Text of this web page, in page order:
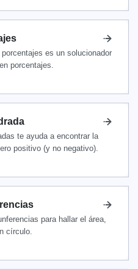
es un solucionador
porcentajes.
te ayuda a encontrar la
positivo (y no negativo).
para hallar el área,
círculo.